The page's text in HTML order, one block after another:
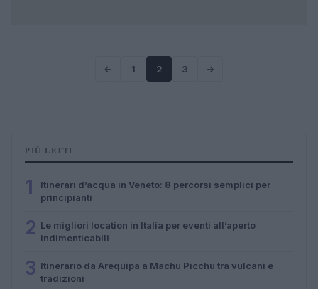
← 1 2 3 →
PIÙ LETTI
1
Itinerari d’acqua in Veneto: 8 percorsi semplici per
principianti
2 Le migliori location in Italia per eventi all’aperto
indimenticabili
3 Itinerario da Arequipa a Machu Picchu tra vulcani e
tradizioni